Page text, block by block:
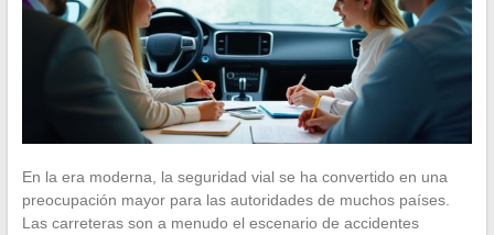
En la era moderna, la seguridad vial se ha convertido en una
preocupación mayor para las autoridades de muchos países.
Las carreteras son a menudo el escenario de accidentes